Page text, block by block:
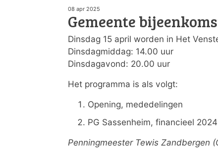
08 apr 2025
Gemeente
Dinsdag 15 april worden in Het
Dinsdagmiddag: 14.00 uur
Dinsdagavond: 20.00 uur
Het programma is als volgt:
Opening, mededelingen
PG Sassenheim, financieel 2024
Penningmeester Tewis Zandbergen